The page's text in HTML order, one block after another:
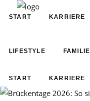
START KARRIERE
START KARRIERE
LIFESTYLE FAMILIE